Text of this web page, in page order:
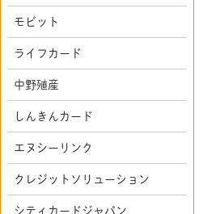
モビット
ライフカード
中野殖産
しんきんカード
エヌシーリンク
クレジットソリューション
シティカードジャパン